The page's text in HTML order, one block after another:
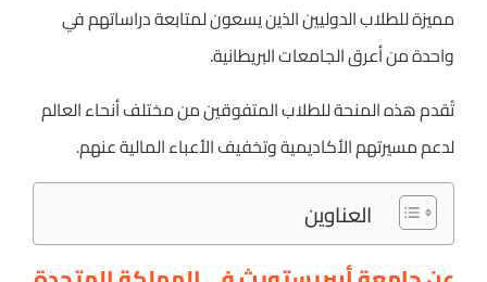
مميزة للطلاب الدوليين الذين يسعون لمتابعة دراساتهم في
واحدة من أعرق الجامعات البريطانية.
تُقدم هذه المنحة للطلاب المتفوقين من مختلف أنحاء العالم
لدعم مسيرتهم الأكاديمية وتخفيف الأعباء المالية عنهم.
العناوين